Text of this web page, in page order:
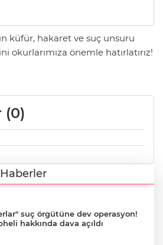
küfür, hakaret ve suç unsuru
okurlarımıza önemle hatırlatırız!
(0)
suç örgütüne dev operasyon!
hakkında dava açıldı